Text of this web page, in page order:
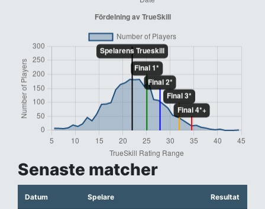
Senaste matcher
Datum Spelare Resultat